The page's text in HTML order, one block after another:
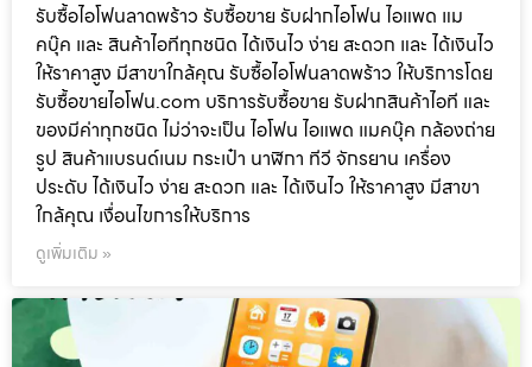
รับซื้อไอโฟนลาดพร้าว รับซื้อขาย รับฝากไอโฟน ไอแพด แม
คบุ๊ค และ สินค้าไอทีทุกชนิด ได้เงินไว ง่าย สะดวก และ ได้เงินไว
ให้ราคาสูง มีสาขาใกล้คุณ รับซื้อไอโฟนลาดพร้าว ให้บริการโดย
รับซื้อขายไอโฟน.com บริการรับซื้อขาย รับฝากสินค้าไอที และ
ของมีค่าทุกชนิด ไม่ว่าจะเป็น ไอโฟน ไอแพด แมคบุ๊ค กล้องถ่าย
รูป สินค้าแบรนด์เนม กระเป๋า นาฬิกา ทีวี จักรยาน เครื่อง
ประดับ ได้เงินไว ง่าย สะดวก และ ได้เงินไว ให้ราคาสูง มีสาขา
ใกล้คุณ เงื่อนไขการให้บริการ
ดูเพิ่มเติม »